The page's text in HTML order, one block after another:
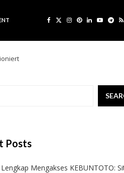
Posts
Mengakses KEBUNTOTO: